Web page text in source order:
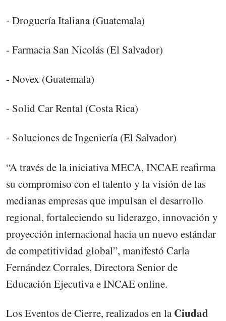
- Droguería Italiana (Guatemala)
- Farmacia San Nicolás (El Salvador)
- Novex (Guatemala)
- Solid Car Rental (Costa Rica)
- Soluciones de Ingeniería (El Salvador)
“A través de la iniciativa MECA, INCAE reafirma
su compromiso con el talento y la visión de las
medianas empresas que impulsan el desarrollo
regional, fortaleciendo su liderazgo, innovación y
proyección internacional hacia un nuevo estándar
de competitividad global”, manifestó Carla
Fernández Corrales, Directora Senior de
Educación Ejecutiva e INCAE online.
Los Eventos de Cierre, realizados en laCiudad